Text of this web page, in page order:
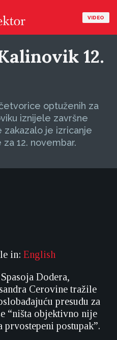
VIDEO
12.
optuženih za
iznijele završne
zakazalo je izricanje
12. novembar.
in: English
Dodera,
Cerovine tražile
presudu za
“ništa objektivno nije
postupak”.